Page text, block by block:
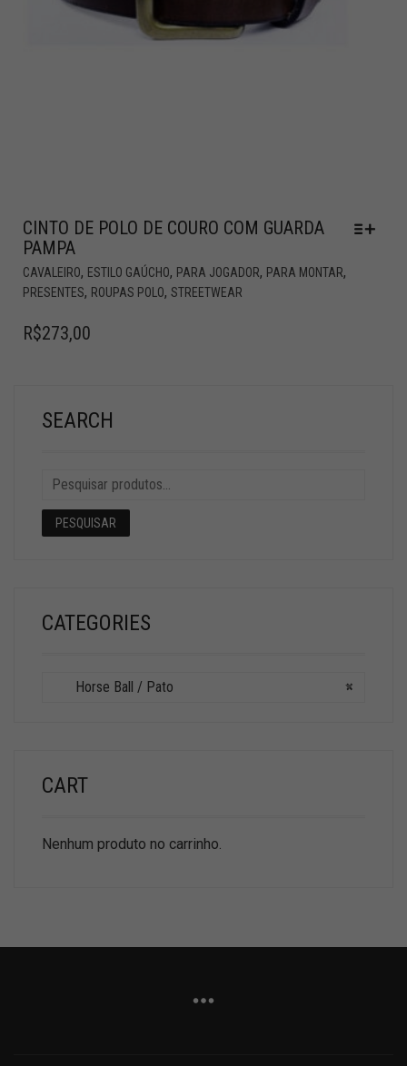
CINTO DE POLO DE COURO COM GUARDA
PAMPA
CAVALEIRO, ESTILO GAÚCHO, PARA JOGADOR, PARA MONTAR,
PRESENTES, ROUPAS POLO, STREETWEAR
R$273,00
SEARCH
PESQUISAR
CATEGORIES
×
Horse Ball / Pato
CART
Nenhum produto no carrinho.